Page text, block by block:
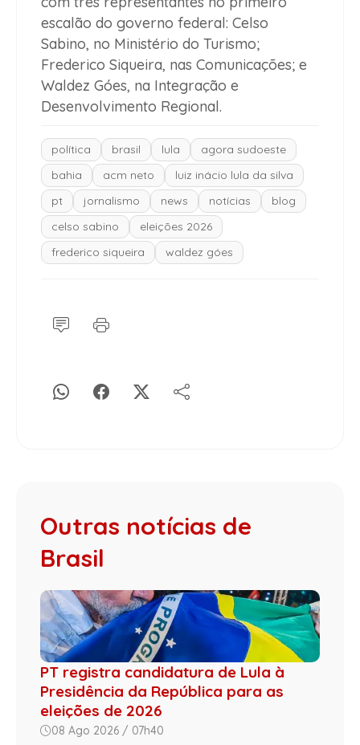
escalão do governo federal: Celso
Sabino, no Ministério do Turismo;
Frederico Siqueira, nas Comunicações; e
Waldez Góes, na Integração e
Desenvolvimento Regional.
política brasil lula
agora sudoeste
bahia
acm neto
luiz inácio lula da silva
pt
jornalismo news notícias
blog
celso sabino
eleições 2026
frederico siqueira
waldez góes
Outras notícias de
Brasil
PT registra candidatura de Lula à
Presidência da República para as
eleições de 2026
08 Ago 2026 / 07h40